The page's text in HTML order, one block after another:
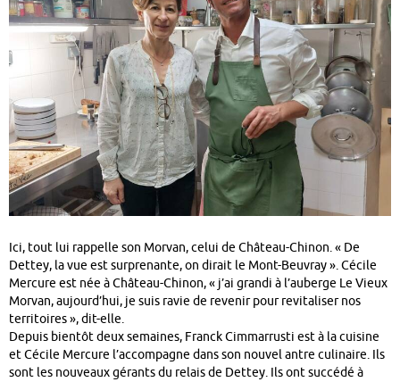
Ici, tout lui rappelle son Morvan, celui de Château-Chinon. « De
Dettey, la vue est surprenante, on dirait le Mont-Beuvray ». Cécile
Mercure est née à Château-Chinon, « j’ai grandi à l’auberge Le Vieux
Morvan, aujourd’hui, je suis ravie de revenir pour revitaliser nos
territoires », dit-elle.
Depuis bientôt deux semaines, Franck Cimmarrusti est à la cuisine
et Cécile Mercure l’accompagne dans son nouvel antre culinaire. Ils
sont les nouveaux gérants du relais de Dettey. Ils ont succédé à